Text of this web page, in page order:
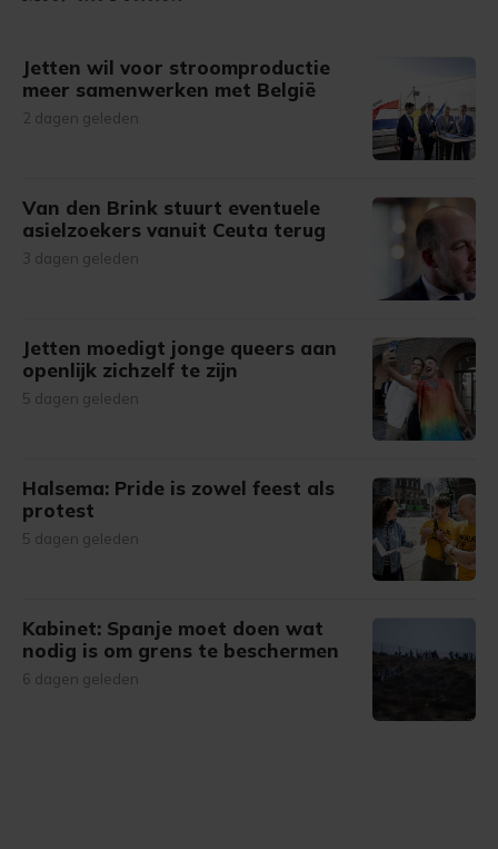
Jetten wil voor stroomproductie
meer samenwerken met België
2 dagen geleden
Van den Brink stuurt eventuele
asielzoekers vanuit Ceuta terug
3 dagen geleden
Jetten moedigt jonge queers aan
openlijk zichzelf te zijn
5 dagen geleden
Halsema: Pride is zowel feest als
protest
5 dagen geleden
Kabinet: Spanje moet doen wat
nodig is om grens te beschermen
6 dagen geleden